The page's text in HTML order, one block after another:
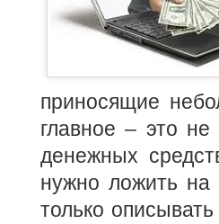
приносящие
главное – это не
денежных
нужно ложить на
только